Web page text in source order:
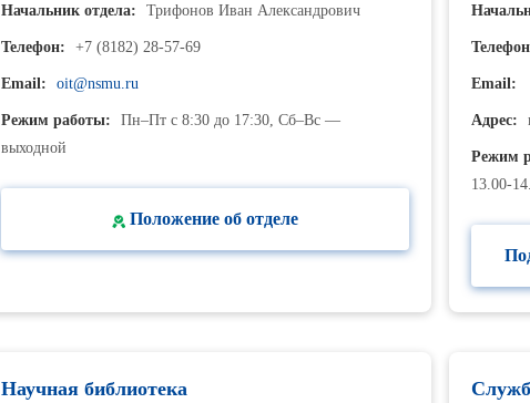
Начальник отдела: Трифонов Иван Александрович
Телефон: +7 (8182) 28-57-69
Email: oit@nsmu.ru
Режим работы:
Пн–Пт с 8:30 до 17:30, Сб–Вс —
выходной
Положение об отделе
Email:
Адрес:
Режим
13.00-
Научная библиотека